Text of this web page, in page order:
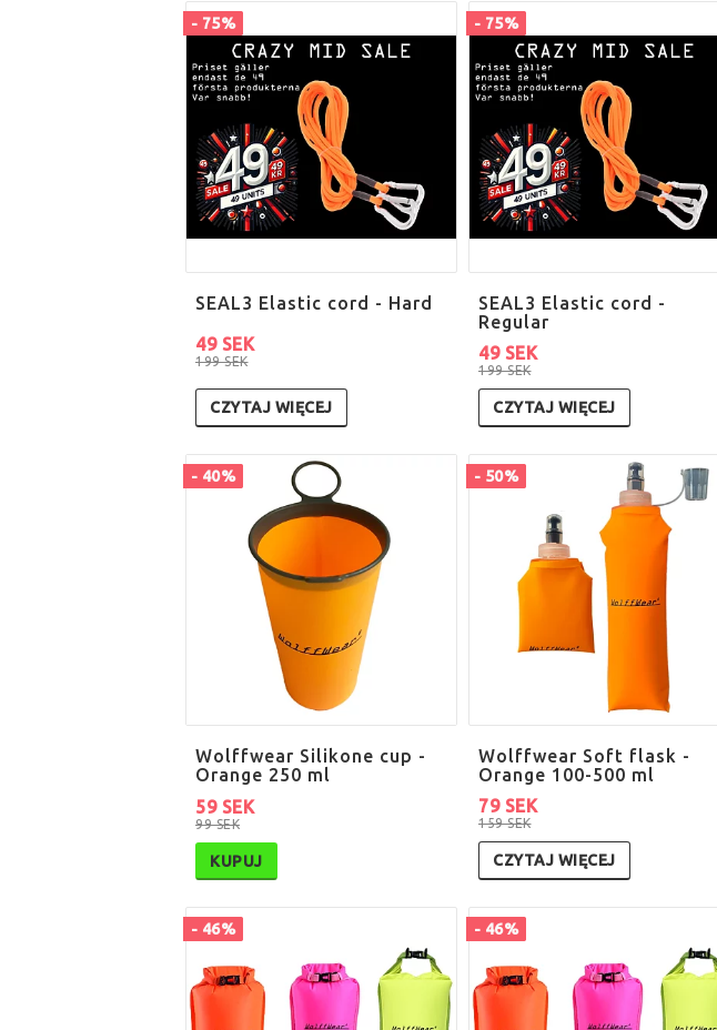
- 75%
SEAL3 Elastic cord - Hard
199 SEK
49 SEK
CZYTAJ WIĘCEJ
- 75%
SEAL3 Elastic cord -
Regular
199 SEK
49 SEK
CZYTAJ WIĘCEJ
- 40%
Wolffwear Silikone cup -
Orange 250 ml
99 SEK
59 SEK
KUPUJ
- 50%
Wolffwear Soft flask -
Orange 100-500 ml
159 SEK
79 SEK
CZYTAJ WIĘCEJ
- 46% - 46%